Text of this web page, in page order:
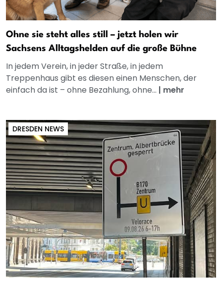
Ohne sie steht alles still – jetzt holen wir
Sachsens Alltagshelden auf die große Bühne
In jedem Verein, in jeder Straße, in jedem
Treppenhaus gibt es diesen einen Menschen, der
einfach da ist – ohne Bezahlung, ohne... | mehr
DRESDEN NEWS